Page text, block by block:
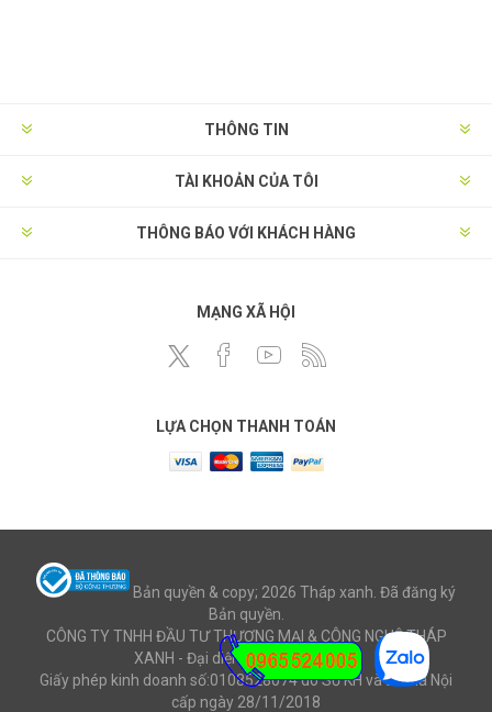
THÔNG TIN
TÀI KHOẢN CỦA TÔI
THÔNG BÁO VỚI KHÁCH HÀNG
MẠNG XÃ HỘI
LỰA CHỌN THANH TOÁN
Bản quyền & copy; 2026 Tháp xanh. Đã đăng ký
Bản quyền.
CÔNG TY TNHH ĐẦU TƯ THƯƠNG MẠI & CÔNG NGHỆ THÁP
XANH - Đại diện: Ông Mai Văn Cử
Giấy phép kinh doanh số:0108528074 do Sở KH và ĐT Hà Nội
cấp ngày 28/11/2018